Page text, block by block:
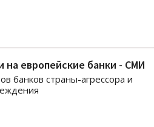
на европейские банки - СМИ
банков страны-агрессора и